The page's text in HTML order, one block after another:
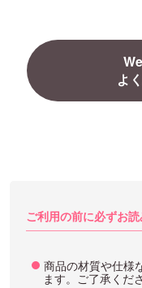
よ
ご利用の前に必ずお読
商品の材質や仕様
ます。ご了承くだ